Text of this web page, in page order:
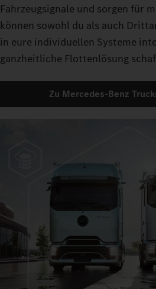
Fahrzeugsignale und sorgen für
können sowohl du als auch
in eure individuellen Systeme
ganzheitliche Flottenlösung
Zu Mercedes-Benz